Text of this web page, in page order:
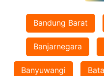
Bandung Barat
Banjarnegara
Banyuwangi